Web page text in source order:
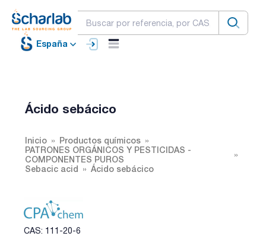
España
Ácido sebácico
Inicio
Productos químicos
PATRONES ORGÁNICOS Y PESTICIDAS -
COMPONENTES PUROS
Sebacic acid
Ácido sebácico
CAS: 111-20-6